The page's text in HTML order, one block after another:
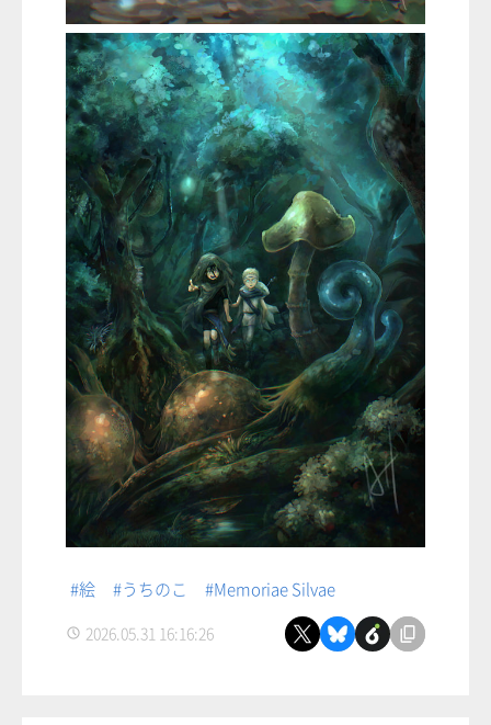
#絵 #うちのこ #Memoriae Silvae
2026.05.31 16:16:26